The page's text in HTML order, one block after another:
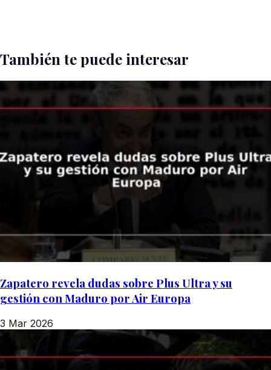
También te puede interesar
Zapatero revela dudas sobre Plus Ultra y su
gestión con Maduro por Air Europa
3 Mar 2026